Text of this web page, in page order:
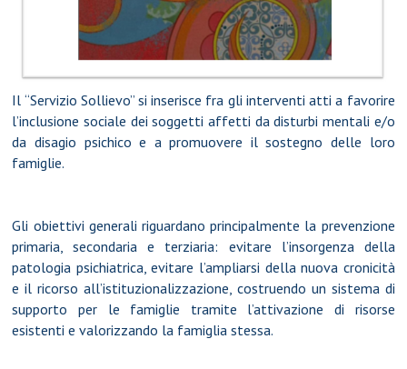
Il “Servizio Sollievo” si inserisce fra gli interventi atti a favorire
l’inclusione sociale dei soggetti affetti da disturbi mentali e/o
da disagio psichico e a promuovere il sostegno delle loro
famiglie.
Gli obiettivi generali riguardano principalmente la prevenzione
primaria, secondaria e terziaria: evitare l’insorgenza della
patologia psichiatrica, evitare l’ampliarsi della nuova cronicità
e il ricorso all’istituzionalizzazione, costruendo un sistema di
supporto per le famiglie tramite l’attivazione di risorse
esistenti e valorizzando la famiglia stessa.